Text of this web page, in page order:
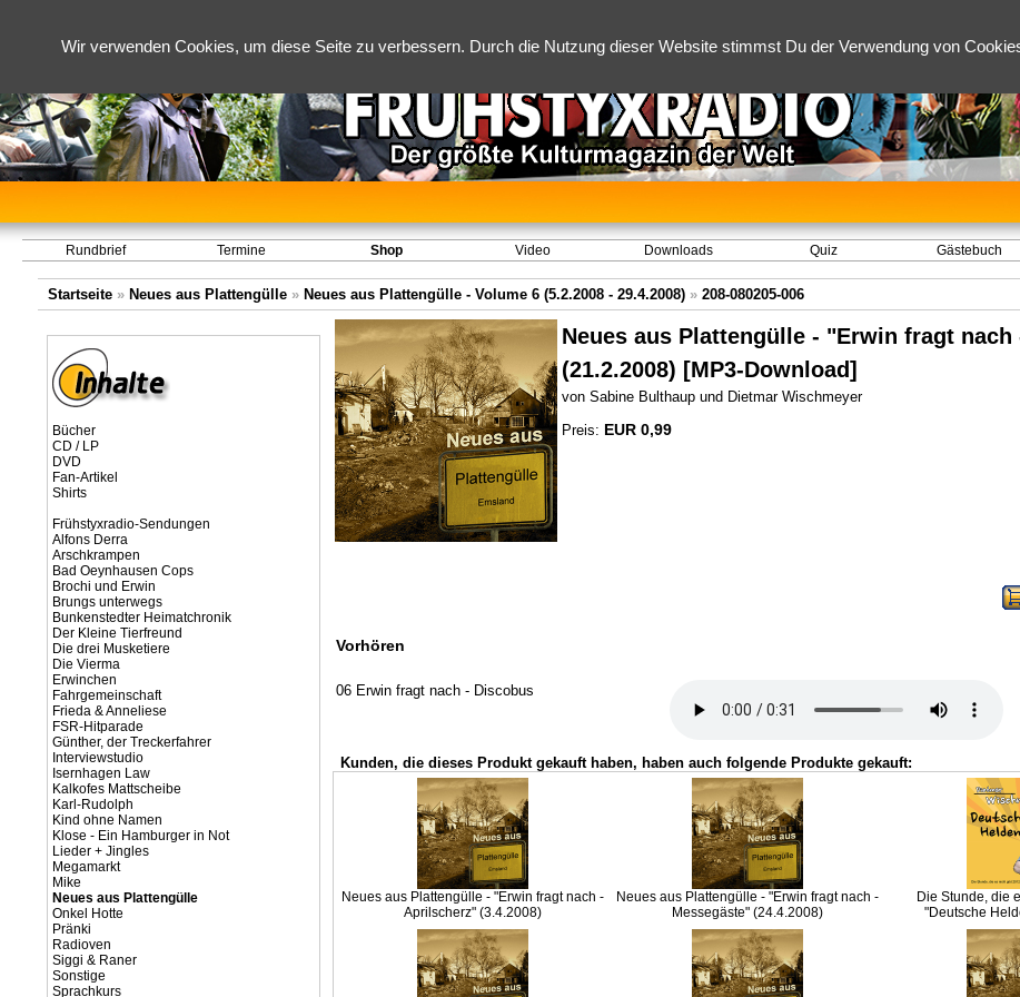
Wir verwenden Cookies, um diese Seite zu verbessern. Durch die Nutzung dieser Website stimmst Du der Verwendung von
Rundbrief Termine Shop Video Downloads Quiz Gästebuch
Startseite » Neues aus Plattengülle » Neues aus Plattengülle - Volume 6 (5.2.2008 - 29.4.2008) » 208-080205-006
Bücher
CD / LP
DVD
Fan-Artikel
Shirts
Frühstyxradio-Sendungen
Alfons Derra
Arschkrampen
Bad Oeynhausen Cops
Brochi und Erwin
Brungs unterwegs
Bunkenstedter Heimatchronik
Der Kleine Tierfreund
Die drei Musketiere
Die Vierma
Erwinchen
Fahrgemeinschaft
Frieda & Anneliese
FSR-Hitparade
Günther, der Treckerfahrer
Interviewstudio
Isernhagen Law
Kalkofes Mattscheibe
Karl-Rudolph
Kind ohne Namen
Klose - Ein Hamburger in Not
Lieder + Jingles
Megamarkt
Mike
Neues aus Plattengülle
Onkel Hotte
Pränki
Radioven
Siggi & Raner
Sonstige
Sprachkurs
Neues aus Plattengülle - "Erwin fragt
(21.2.2008) [MP3-Download]
von Sabine Bulthaup und Dietmar Wischmeyer
Preis: EUR 0,99
Vorhören
06 Erwin fragt nach - Discobus
Kunden, die dieses Produkt gekauft haben, haben auch folgende Produkte gekauft:
Neues aus Plattengülle - "Erwin fragt nach -
Aprilscherz" (3.4.2008)
Neues aus Plattengülle - "Erwin fragt nach -
Messegäste" (24.4.2008)
Die Stunde, die
"Deutsche